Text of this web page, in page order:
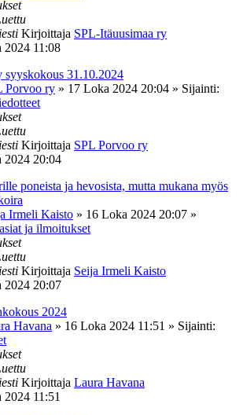
Kirjoittaja SPL-Itäuusimaa ry
2024 11:08
syyskokous 31.10.2024
Porvoo ry » 17 Loka 2024 20:04 » Sijainti:
Kirjoittaja SPL Porvoo ry
2024 20:04
poneista ja hevosista, mutta mukana myös
Irmeli Kaisto » 16 Loka 2024 20:07 »
ja ilmoitukset
Kirjoittaja Seija Irmeli Kaisto
2024 20:07
2024
Havana » 16 Loka 2024 11:51 » Sijainti:
Kirjoittaja Laura Havana
2024 11:51